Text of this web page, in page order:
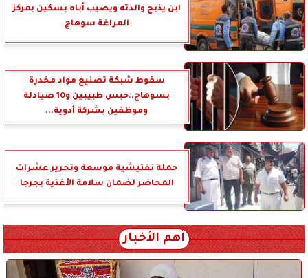
ابن يذبح والدته ويصيب أباه بسكين بمركز
المراغة سوهاج
سقوط شبكة تصنيع مواد مخدرة
بسوهاج..حبس طبيبين و10 صيادلة
وموظفين بشركة أدوية...
حملة تفتيشية موسعة وتحرير عشرات
المحاضر لضمان سلامة الأغذية بجرجا
أهم الأخبار